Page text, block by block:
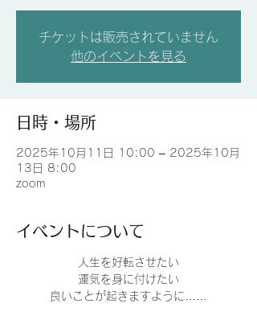
チケットは販売されていません
他のイベントを見る
日時・場所
2025年10月11日 10:00 – 2025年10月
13日 8:00
zoom
イベントについて
人生を好転させたい
運気を身に付けたい
良いことが起きますように……